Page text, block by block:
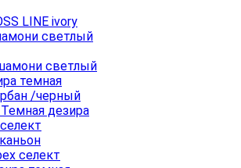
LINE ivory
светлый
светлый
темная
/черный
дезира
селект